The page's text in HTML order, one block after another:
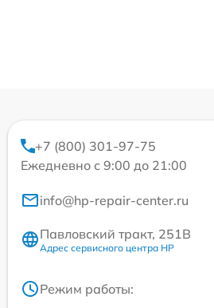
+7 (800) 301-97-75
Ежедневно с 9:00 до 21:00
info@hp-repair-center.ru
Павловский тракт, 251В
Адрес сервисного центра HP
Режим работы: